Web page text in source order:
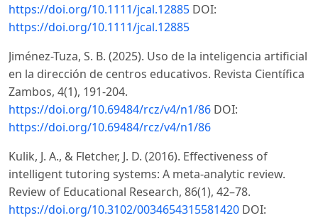
https://doi.org/10.1111/jcal.12885 DOI:
https://doi.org/10.1111/jcal.12885
Jiménez-Tuza, S. B. (2025). Uso de la inteligencia artificial
en la dirección de centros educativos. Revista Científica
Zambos, 4(1), 191-204.
https://doi.org/10.69484/rcz/v4/n1/86 DOI:
https://doi.org/10.69484/rcz/v4/n1/86
Kulik, J. A., & Fletcher, J. D. (2016). Effectiveness of
intelligent tutoring systems: A meta-analytic review.
Review of Educational Research, 86(1), 42–78.
https://doi.org/10.3102/0034654315581420 DOI: